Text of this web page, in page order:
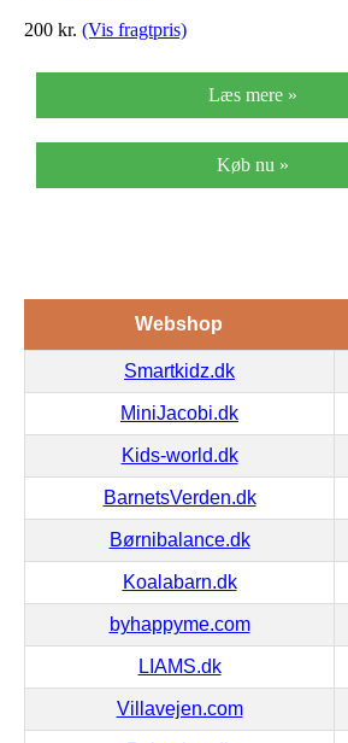
200 kr. (Vis fragtpris)
Læs mere »
Køb nu »
Webshop
Smartkidz.dk
MiniJacobi.dk
Kids-world.dk
BarnetsVerden.dk
Børnibalance.dk
Koalabarn.dk
byhappyme.com
LIAMS.dk
Villavejen.com